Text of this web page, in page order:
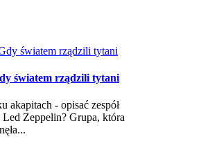
światem rządzili tytani
akapitach - opisać zespół
Zeppelin? Grupa, która